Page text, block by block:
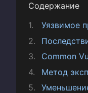
Содержание
Уязвимое
Common
Метод